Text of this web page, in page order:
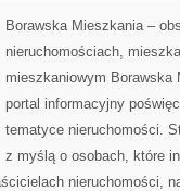
Borawska Mieszkania –
nieruchomościach,
mieszkaniowym Borawska
portal informacyjny
tematyce nieruchomości.
z myślą o osobach, które
nieruchomości,